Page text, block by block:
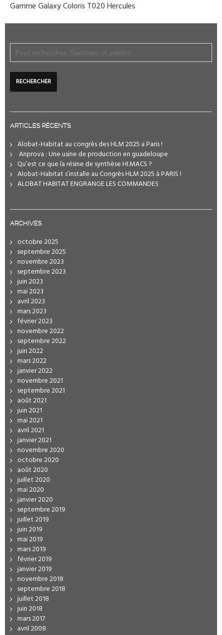
Gamme Galaxy Coloris T020 Hercules
ARTICLES RÉCENTS
Alobat-Habitat au congrès des HLM 2025 a Paris !
️ Anprova : Une usine de production en guadeloupe
Qu’est ce que la résine de synthèse HI.MACS ?
Alobat-Habitat s’installe au Congrès HLM 2025 à PARIS !
ALOBAT HABITAT ENGRANGE LES COMMANDES
ARCHIVES
octobre 2025
septembre 2025
novembre 2023
septembre 2023
juin 2023
mai 2023
avril 2023
mars 2023
février 2023
novembre 2022
septembre 2022
juin 2022
mars 2022
janvier 2022
novembre 2021
septembre 2021
août 2021
juin 2021
mai 2021
avril 2021
janvier 2021
novembre 2020
octobre 2020
août 2020
juillet 2020
mai 2020
janvier 2020
septembre 2019
juillet 2019
juin 2019
mai 2019
mars 2019
février 2019
janvier 2019
novembre 2018
septembre 2018
juillet 2018
juin 2018
mars 2017
avril 2008